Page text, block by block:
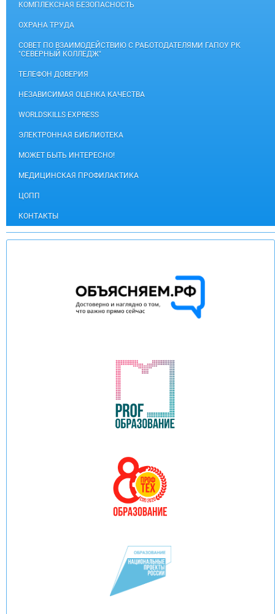
КОМПЛЕКСНАЯ БЕЗОПАСНОСТЬ
ОХРАНА ТРУДА
СОВЕТ ПО ВЗАИМОДЕЙСТВИЮ С РАБОТОДАТЕЛЯМИ ГАПОУ РК
"СЕВЕРНЫЙ КОЛЛЕДЖ"
ТЕЛЕФОН ДОВЕРИЯ
НЕЗАВИСИМАЯ ОЦЕНКА КАЧЕСТВА
WORLDSKILLS EXPRESS
ЭЛЕКТРОННАЯ БИБЛИОТЕКА
МОЖЕТ БЫТЬ ИНТЕРЕСНО!
МЕДИЦИНСКАЯ ПРОФИЛАКТИКА
ЦОПП
КОНТАКТЫ